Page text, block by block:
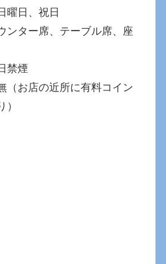
日、祝日
ター席、テーブル席、座
禁煙
お店の近所に有料コイン